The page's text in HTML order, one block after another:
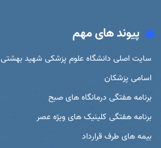
پیوند های مهم
سایت اصلی دانشگاه علوم پزشکی شهید بهشتی
اسامی پزشکان
برنامه هفتگی درمانگاه های صبح
برنامه هفتگی کلینیک های ویژه عصر
بیمه های طرف قرارداد